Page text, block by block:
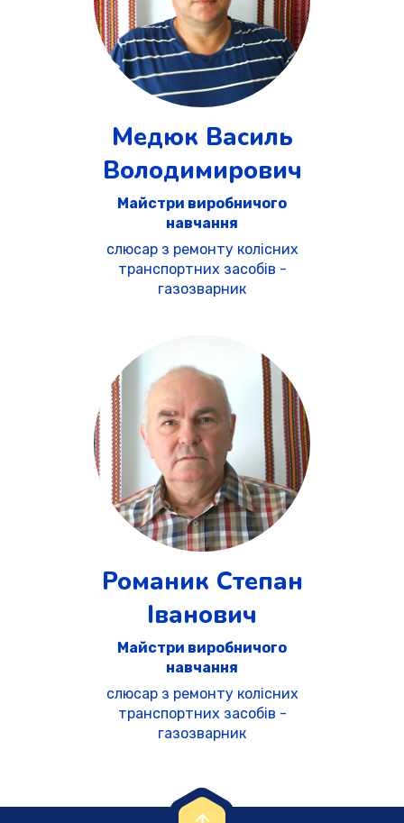
Медюк Василь
Володимирович
Майстри виробничого
навчання
слюсар з ремонту колісних
транспортних засобів -
газозварник
Романик Степан
Іванович
Майстри виробничого
навчання
слюсар з ремонту колісних
транспортних засобів -
газозварник